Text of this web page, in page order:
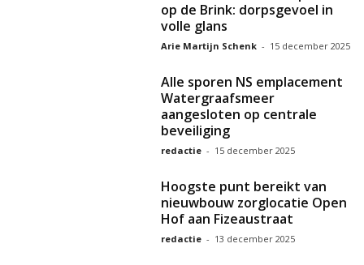
op de Brink: dorpsgevoel in
volle glans
Arie Martijn Schenk - 15 december 2025
Alle sporen NS emplacement
Watergraafsmeer
aangesloten op centrale
beveiliging
redactie - 15 december 2025
Hoogste punt bereikt van
nieuwbouw zorglocatie Open
Hof aan Fizeaustraat
redactie - 13 december 2025